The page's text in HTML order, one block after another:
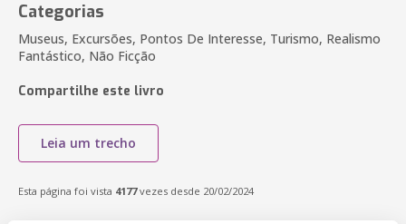
Categorias
Museus, Excursões, Pontos De Interesse, Turismo, Realismo
Fantástico, Não Ficção
Compartilhe este livro
Leia um trecho
Esta página foi vista 4177vezes desde 20/02/2024